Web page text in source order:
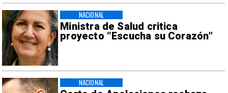
Ministra de Salud critica
proyecto “Escucha su Corazón”
NACIONAL
NACIONAL